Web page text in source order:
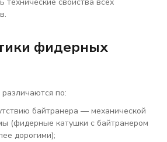
технические свойства всех
фидерных
по:
байтранера — механической
(фидерные катушки с байтранером
дорогими);